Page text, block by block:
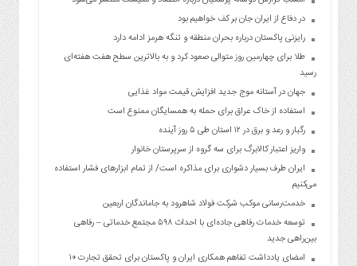
در دفاع از ایران جان بر کف خواهیم بود
رایزنی پاکستان درباره بحران منطقه و تنگه هرمز ادامه دارد
طلا برای چهارمین روز متوالی صعود کرد و به بالاترین سطح هفت هفته‌ای
رسید
جهان در آستانه موج جدید افزایش قیمت مواد غذایی
استفاده از خاک عراق برای حمله به همسایگان ممنوع است
رگبار و رعد و برق در ۱۲ استان طی ۵ روز آینده
واریز اعتبار کالابرگ برای سه گروه از سرپرستان خانوار
ایران طرف بسیار دشواری برای مذاکره است/ از تمام ابزارهای فشار استفاده
می‌کنیم
خدمت‌رسانی موکب شرکت فولاد شاهرود به جاماندگان اربعین
توسعه خدمات رفاهی جاده‌ای با احداث ۵۹۸ مجتمع خدماتی – رفاهی
بین‌راهی جدید
امضای یادداشت تفاهم همکاری ایران و پاکستان برای تحقق تجارت ۱۰